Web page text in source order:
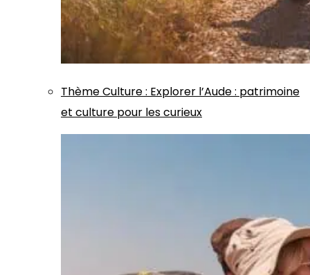
ThèmeCulture: Explorer l’Aude : patrimoine
et culture pour les curieux